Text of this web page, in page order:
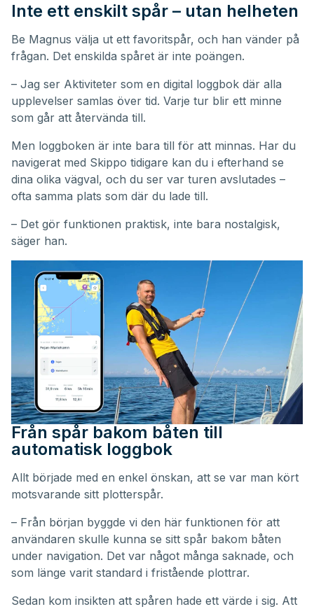
Inte ett enskilt spår – utan helheten
Be Magnus välja ut ett favoritspår, och han vänder på
frågan. Det enskilda spåret är inte poängen.
– Jag ser Aktiviteter som en digital loggbok där alla
upplevelser samlas över tid. Varje tur blir ett minne
som går att återvända till.
Men loggboken är inte bara till för att minnas. Har du
navigerat med Skippo tidigare kan du i efterhand se
dina olika vägval, och du ser var turen avslutades –
ofta samma plats som där du lade till.
– Det gör funktionen praktisk, inte bara nostalgisk,
säger han.
Från spår bakom båten till
automatisk loggbok
Allt började med en enkel önskan, att se var man kört
motsvarande sitt plotterspår.
– Från början byggde vi den här funktionen för att
användaren skulle kunna se sitt spår bakom båten
under navigation. Det var något många saknade, och
som länge varit standard i fristående plottrar.
Sedan kom insikten att spåren hade ett värde i sig. Att